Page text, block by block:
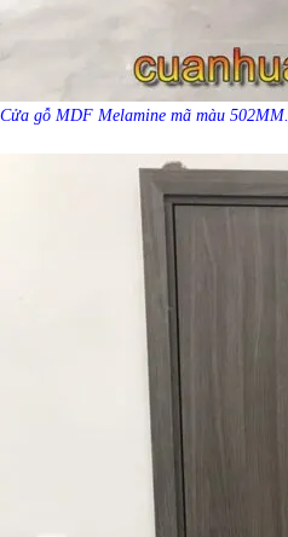
Cửa gỗ MDF Melamine mã màu 502MM.